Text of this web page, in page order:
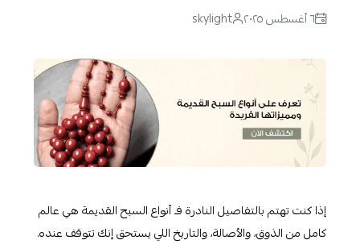
skylight
إذا كنت تهتم بالتفاصيل النادرة فـ أنواع السبح القديمة هي عالم
كامل من الذوق، والأصالة، والتاريخ اللي يستحق إنك تتوقف عنده.